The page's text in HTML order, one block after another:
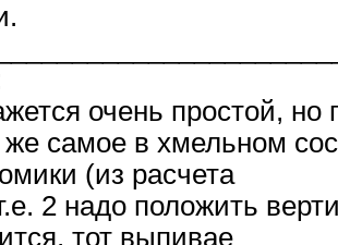
очень простой, но
же самое в хмельном
(из расчета
2 надо положить
тот выпивае